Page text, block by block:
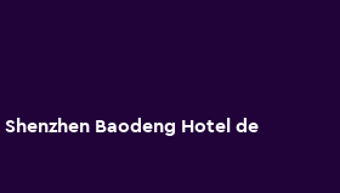
Baodeng Hotel de